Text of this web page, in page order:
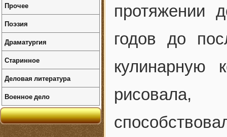
протяжении
годов до
кулинарную
Прочее
Поэзия
Драматургия
Старинное
Деловая литература
Военное дело